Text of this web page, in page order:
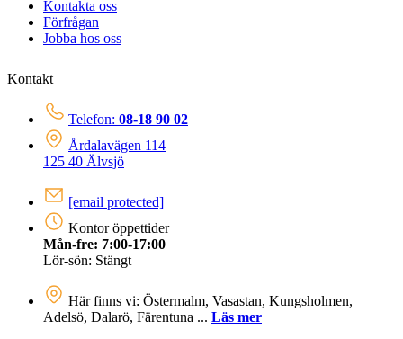
Kontakta oss
Förfrågan
Jobba hos oss
Kontakt
Telefon: 08-18 90 02
Årdalavägen 114
125 40 Älvsjö
[email protected]
Kontor öppettider
Mån-fre: 7:00-17:00
Lör-sön: Stängt
Här finns vi: Östermalm, Vasastan, Kungsholmen,
Adelsö, Dalarö, Färentuna ... Läs mer